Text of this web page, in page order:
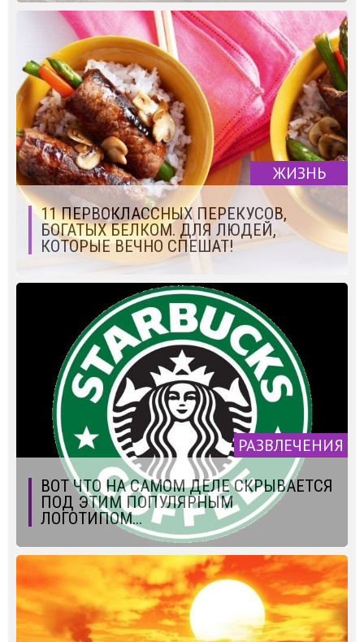
ЖИЗНЬ
11 ПЕРВОКЛАССНЫХ ПЕРЕКУСОВ,
БОГАТЫХ БЕЛКОМ. ДЛЯ ЛЮДЕЙ,
КОТОРЫЕ ВЕЧНО СПЕШАТ!
РАЗВЛЕЧЕНИЯ
ВОТ ЧТО НА САМОМ ДЕЛЕ СКРЫВАЕТСЯ
ПОД ЭТИМ ПОПУЛЯРНЫМ
ЛОГОТИПОМ...